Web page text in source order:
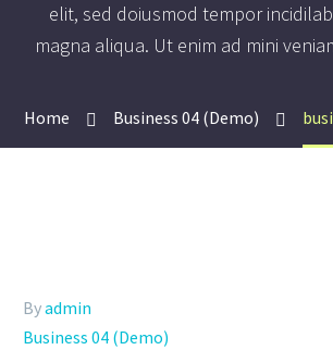
elit, sed doiusmod tempor
magna aliqua. Ut enim ad mini
Home Business 04 (Demo)
Byadmin
Business 04 (Demo)